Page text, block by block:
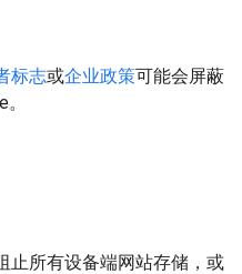
标志或企业政策可能会屏蔽
止所有设备端网站存储，或